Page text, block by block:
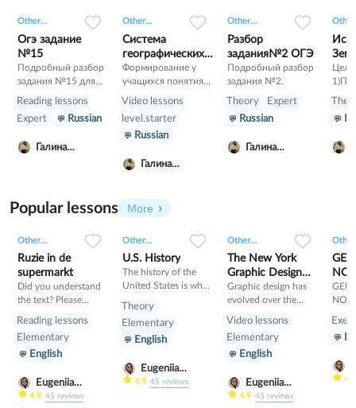
Other...
Огэ задание
№15
Подробный разбор
задания №15 для
учеников 9 класса.
Reading lessons
Expert
Russian
Галина
Other...
Система
географических
координат
Формирование у
учащихся понятия
«географическая
«географическая
долгота»,
координаты».
в практической
деятельности,
умений работы с
картой.
Video lessons
level.starter
Russian
Галина
Other...
Разбор
задания№2 ОГЭ
Подробный разбор
задания №2.
Theory
Expert
Russian
Галина
Цели
й
Popular lessons More
Other...
Ruzie in de
supermarkt
Did you understand
the text? Please
questions of
understanding after
the text
Reading lessons
Elementary
English
Eugeniia
Klimutina
4.9 45reviews
Other...
U.S. History
The history of the
United States is what
in the United States,
a country in North
America.
Theory
Elementary
English
Eugeniia
Klimutina
4.9 45reviews
Other...
The New York
Graphic Design
Scene in the
1970s
Graphic design has
evolved over the
influenced by
societal and cultural
changes. It can take
music, art, fashion
and culture. Graphic
Video lessons
Elementary
English
Eugeniia
Klimutina
4.9 45reviews
4.9